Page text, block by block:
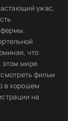
ужас,
фермы.
что
этом мире.
фильм
в хорошем
на